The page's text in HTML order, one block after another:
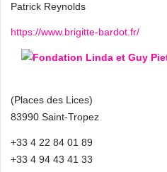
Patrick Reynolds
https://www.brigitte-bardot.fr/
(Places des Lices)
83990 Saint-Tropez
+33 4 22 84 01 89
+33 4 94 43 41 33